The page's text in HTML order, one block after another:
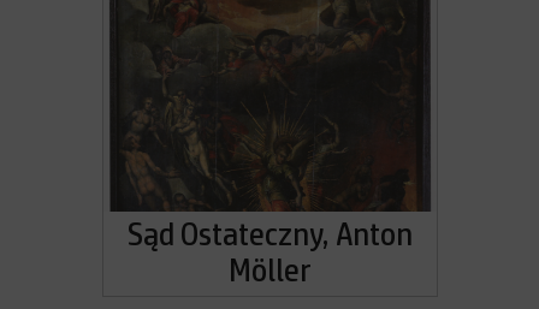
Sąd Ostateczny, Anton
Möller